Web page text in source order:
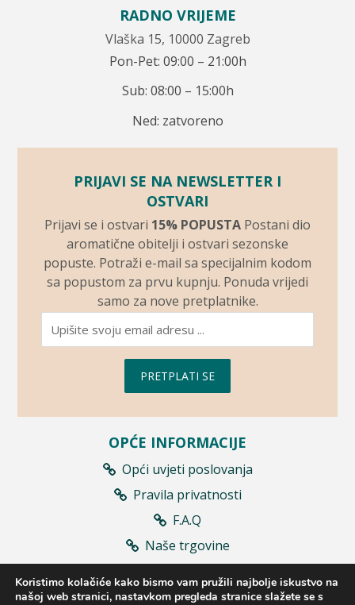
RADNO VRIJEME
Vlaška 15, 10000 Zagreb
Pon-Pet: 09:00 – 21:00h
Sub: 08:00 – 15:00h
Ned: zatvoreno
PRIJAVI SE NA NEWSLETTER I
OSTVARI
Prijavi se i ostvari 15% POPUSTA Postani dio
aromatične obitelji i ostvari sezonske
popuste. Potraži e-mail sa specijalnim kodom
sa popustom za prvu kupnju. Ponuda vrijedi
samo za nove pretplatnike.
PRETPLATI SE
OPĆE INFORMACIJE
Opći uvjeti poslovanja
Pravila privatnosti
F.A.Q
Naše trgovine
Raskid ugovora
Koristimo kolačiće kako bismo vam pružili najbolje iskustvo na
našoj web stranici, nastavkom pregleda stranice slažete se s